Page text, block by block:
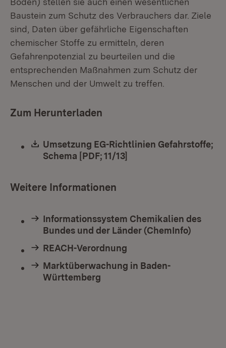
Baustein zum Schutz des Verbrauchers dar. Ziele
sind, Daten über gefährliche Eigenschaften
chemischer Stoffe zu ermitteln, deren
Gefahrenpotenzial zu beurteilen und die
entsprechenden Maßnahmen zum Schutz der
Menschen und der Umwelt zu treffen.
Zum Herunterladen
Download:
Umsetzung EG-Richtlinien Gefahrstoffe;
Schema [PDF; 11/13]
Weitere Informationen
Informationssystem Chemikalien des
Bundes und der Länder (ChemInfo)
REACH-Verordnung
Marktüberwachung in Baden-
Württemberg